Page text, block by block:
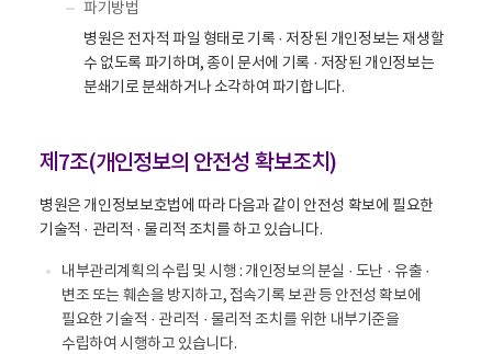
파기방법
병원은 전자적 파일 형태로 기록 · 저장된 개인정보는 재생할
수 없도록 파기하며, 종이 문서에 기록 · 저장된 개인정보는
분쇄기로 분쇄하거나 소각하여 파기합니다.
제7조(개인정보의 안전성 확보조치)
병원은 개인정보보호법에 따라 다음과 같이 안전성 확보에 필요한
기술적 · 관리적 · 물리적 조치를 하고 있습니다.
내부관리계획의 수립 및 시행 : 개인정보의 분실 · 도난 · 유출 ·
변조 또는 훼손을 방지하고, 접속기록 보관 등 안전성 확보에
필요한 기술적 · 관리적 · 물리적 조치를 위한 내부기준을
수립하여 시행하고 있습니다.